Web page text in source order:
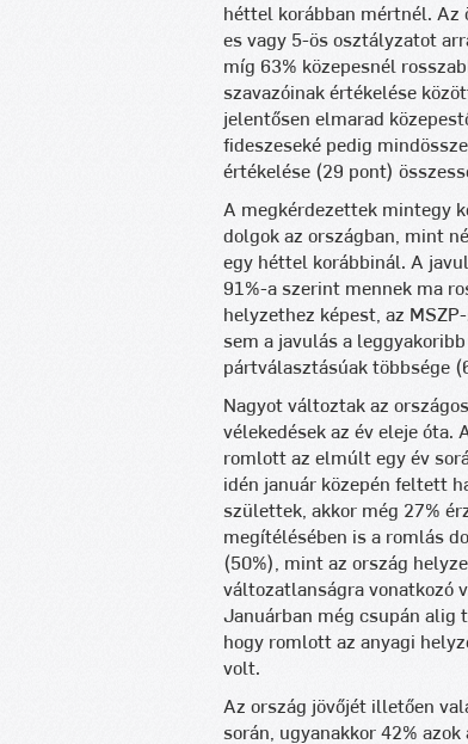
héttel korábban mértnél. Az
es vagy 5-ös osztályzatot
míg 63% közepesnél
szavazóinak értékelése
jelentősen elmarad
fideszeseké pedig
értékelése (29 pont)
A megkérdezettek mintegy
dolgok az országban, mint
egy héttel korábbinál. A
91%-a szerint mennek ma
helyzethez képest, az
sem a javulás a
pártválasztásúak többsége
Nagyot változtak az
vélekedések az év eleje óta.
romlott az elmúlt egy év
idén január közepén feltett
születtek, akkor még 27%
megítélésében is a romlás
(50%), mint az ország
változatlanságra vonatkozó
Januárban még csupán alig
hogy romlott az anyagi
volt.
Az ország jövőjét illetően
során, ugyanakkor 42%